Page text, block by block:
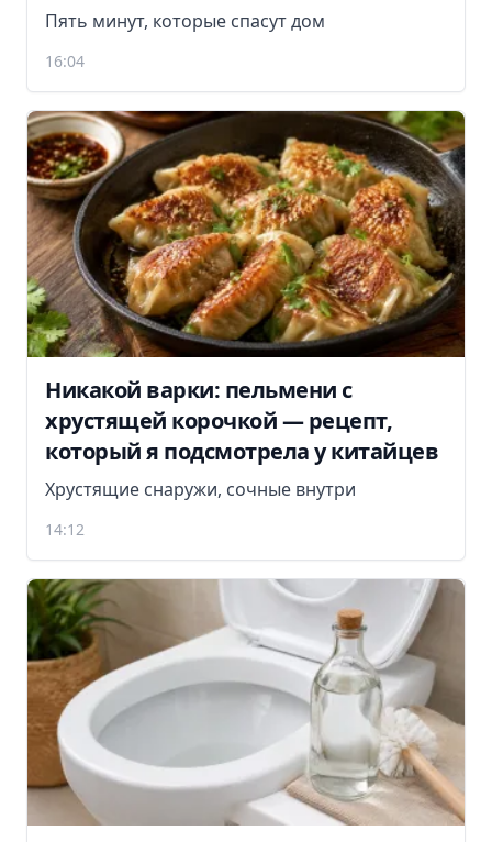
Пять минут, которые спасут дом
16:04
Никакой варки: пельмени с
хрустящей корочкой — рецепт,
который я подсмотрела у китайцев
Хрустящие снаружи, сочные внутри
14:12